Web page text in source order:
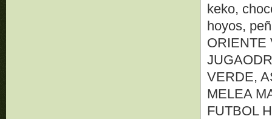
keko,
hoyos,
ORIENTE
VERDE,
MELEA
FUTBOL